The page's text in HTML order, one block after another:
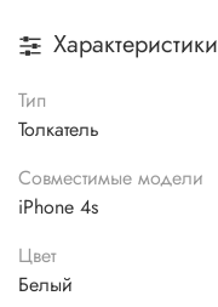
Характеристики
Тип
Толкатель
Совместимые модели
iPhone 4s
Цвет
Белый